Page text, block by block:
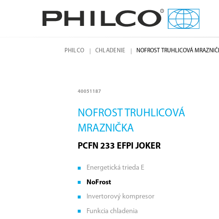
PHILCO CHLADENIE NOFROST TRUHLICOVÁ
40051187
NOFROST TRUHLICOVÁ
MRAZNIČKA
PCFN 233 EFPI JOKER
Energetická trieda E
NoFrost
Invertorový kompresor
Funkcia chladenia